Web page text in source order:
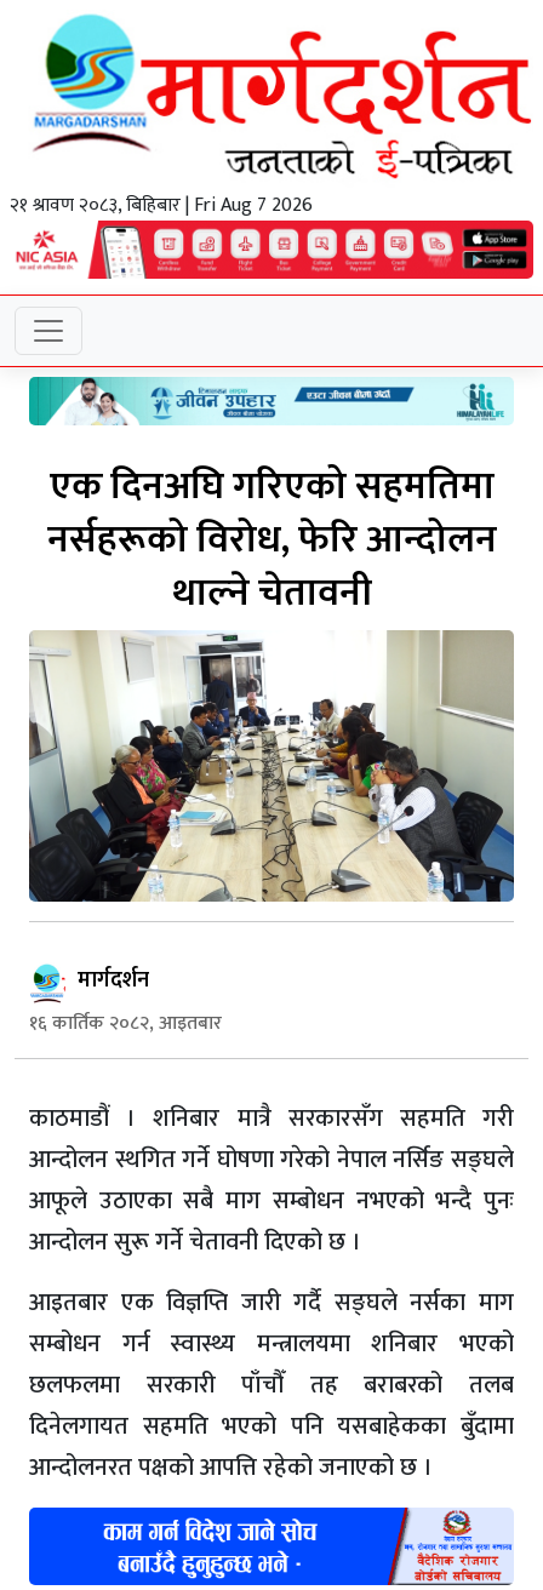
२१ श्रावण २०८३, बिहिबार | Fri Aug 7 2026
एक दिनअघि गरिएको सहमतिमा
नर्सहरूको विरोध, फेरि आन्दोलन
थाल्ने चेतावनी
मार्गदर्शन
१६ कार्तिक २०८२, आइतबार
काठमाडौं । शनिबार मात्रै सरकारसँग सहमति गरी
आन्दोलन स्थगित गर्ने घोषणा गरेको नेपाल नर्सिङ सङ्घले
आफूले उठाएका सबै माग सम्बोधन नभएको भन्दै पुनः
आन्दोलन सुरू गर्ने चेतावनी दिएको छ ।
आइतबार एक विज्ञप्ति जारी गर्दै सङ्घले नर्सका माग
सम्बोधन गर्न स्वास्थ्य मन्त्रालयमा शनिबार भएको
छलफलमा सरकारी पाँचौँ तह बराबरको तलब
दिनेलगायत सहमति भएको पनि यसबाहेकका बुँदामा
आन्दोलनरत पक्षको आपत्ति रहेको जनाएको छ ।